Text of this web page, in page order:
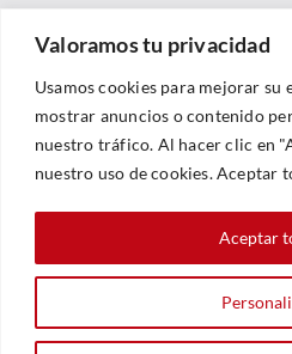
Valoramos tu privacidad
Usamos cookies para mejorar su
mostrar anuncios o contenido
nuestro tráfico. Al hacer clic en
nuestro uso de cookies. Aceptar
Aceptar
FORMACIÓN Y RECURSOS
NOTICIAS
Política De Privacidad
Sarhe